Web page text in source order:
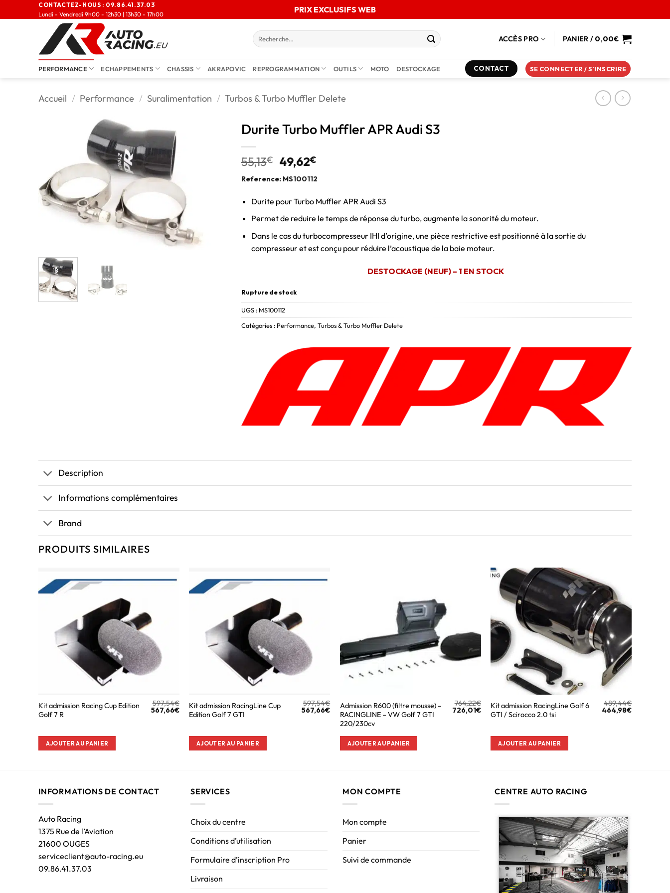
CONTACTEZ-NOUS : 09.86.41.37.03
Lundi - Vendredi 9h00 - 12h30 | 13h30 - 17h00
PRIX EXCLUSIFS WEB
ACCÈS PRO PANIER / 0,00€
PERFORMANCE ECHAPPEMENTS CHASSIS AKRAPOVIC REPROGRAMMATION OUTILS MOTO DESTOCKAGE CONTACT SE CONNECTER / S’INSCRIRE
Accueil / Performance / Suralimentation / Turbos & Turbo Muffler Delete
Durite Turbo Muffler APR Audi S3
55,13€ 49,62€
Reference: MS100112
Durite pour Turbo Muffler APR Audi S3
Permet de reduire le temps de réponse du turbo, augmente la sonorité du moteur.
Dans le cas du turbocompresseur IHI d’origine, une pièce restrictive est positionné à la sortie du
compresseur et est conçu pour réduire l’acoustique de la baie moteur.
DESTOCKAGE (NEUF) – 1 EN STOCK
Rupture de stock
UGS : MS100112
Catégories : Performance, Turbos & Turbo Muffler Delete
Description
Informations complémentaires
Brand
PRODUITS SIMILAIRES
Kit admission Racing Cup Edition
Golf 7 R
597,54€
567,66€
AJOUTER AU PANIER
Kit admission RacingLine Cup
Edition Golf 7 GTI
597,54€
567,66€
AJOUTER AU PANIER
Admission R600 (filtre mousse) –
RACINGLINE – VW Golf 7 GTI
220/230cv
764,22€
726,01€
AJOUTER AU PANIER
Kit admission RacingLine Golf 6
GTI / Scirocco 2.0 tsi
489,44€
464,98€
AJOUTER AU PANIER
INFORMATIONS DE CONTACT
Auto Racing
1375 Rue de l’Aviation
21600 OUGES
serviceclient@auto-racing.eu
09.86.41.37.03
SERVICES
Choix du centre
Conditions d’utilisation
Formulaire d’inscription Pro
Livraison
MON COMPTE
Mon compte
Panier
Suivi de commande
CENTRE AUTO RACING